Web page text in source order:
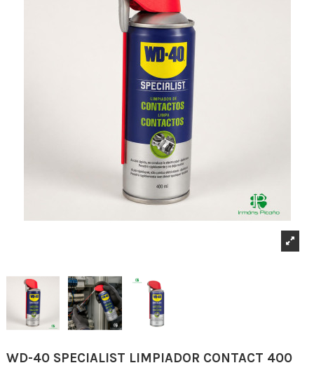
WD-40 SPECIALIST LIMPIADOR CONTACT 400